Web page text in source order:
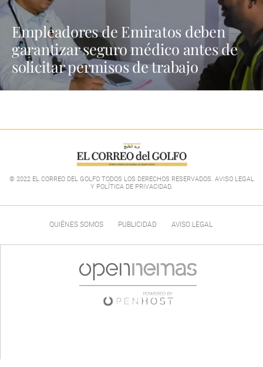
Empleadores de Emiratos deben
garantizar seguro médico antes de
solicitar permisos de trabajo
© 2022 EL CORREO DEL GOLFO TODOS LOS DERECHOS RESERVADOS. AVISO LEGAL
Y POLÍTICA DE PRIVACIDAD.
QUIÉNES SOMOS PUBLICIDAD AVISO LEGAL